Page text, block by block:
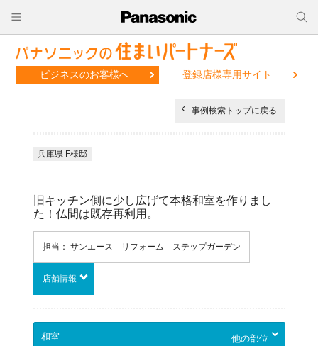
ビジネスのお客様へ 登録店様専用サイト
事例検索トップに戻る
兵庫県 F様邸
旧キッチン側に少し広げて本格和室を作りまし
た！仏間は既存再利用。
担当： サンエース リフォーム ステップガーデン
店舗情報
他の部位